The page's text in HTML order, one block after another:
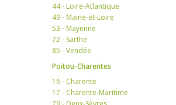
44 - Loire-Atlantique
49 - Maine-et-Loire
53 - Mayenne
72 - Sarthe
85 - Vendée
Poitou-Charentes
16 - Charente
17 - Charente-Maritime